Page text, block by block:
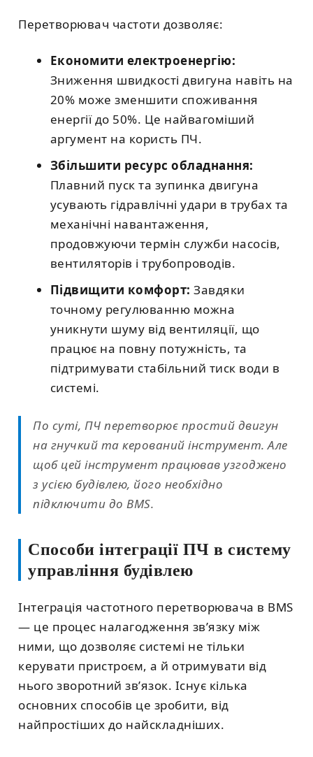
Перетворювач частоти дозволяє:
Економити електроенергію:
Зниження швидкості двигуна навіть на
20% може зменшити споживання
енергії до 50%. Це найвагоміший
аргумент на користь ПЧ.
Збільшити ресурс обладнання:
Плавний пуск та зупинка двигуна
усувають гідравлічні удари в трубах та
механічні навантаження,
продовжуючи термін служби насосів,
вентиляторів і трубопроводів.
Підвищити комфорт: Завдяки
точному регулюванню можна
уникнути шуму від вентиляції, що
працює на повну потужність, та
підтримувати стабільний тиск води в
системі.
По суті, ПЧ перетворює простий двигун
на гнучкий та керований інструмент. Але
щоб цей інструмент працював узгоджено
з усією будівлею, його необхідно
підключити до BMS.
Способи інтеграції ПЧ в систему
управління будівлею
Інтеграція частотного перетворювача в BMS
— це процес налагодження зв’язку між
ними, що дозволяє системі не тільки
керувати пристроєм, а й отримувати від
нього зворотний зв’язок. Існує кілька
основних способів це зробити, від
найпростіших до найскладніших.